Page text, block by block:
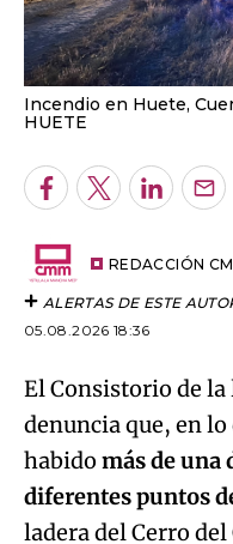
Incendio en Huete,
HUETE
Facebook
TwitterLinkedIn
REDACCIÓN
ALERTAS DE ESTE
05.08.2026 18:36
El Consistorio de
denuncia que, en lo
habido más de una
diferentes puntos
ladera del Cerro